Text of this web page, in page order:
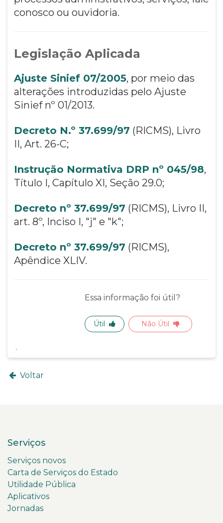
conosco ou ouvidoria.
Legislação Aplicada
Ajuste Sinief 07/2005, por meio das
alterações introduzidas pelo Ajuste
Sinief nº 01/2013.
Decreto N.º 37.699/97 (RICMS), Livro
II, Art. 26-C;
Instrução Normativa DRP nº 045/98,
Título I, Capítulo XI, Seção 29.0;
Decreto nº 37.699/97 (RICMS), Livro II,
art. 8º, Inciso I, "j" e "k";
Decreto nº 37.699/97 (RICMS),
Apêndice XLIV.
Essa informação foi útil?
Útil Não Útil
Voltar
Serviços
Serviços novos
Carta de Serviços do Estado
Utilidade Pública
Aplicativos
Jornadas